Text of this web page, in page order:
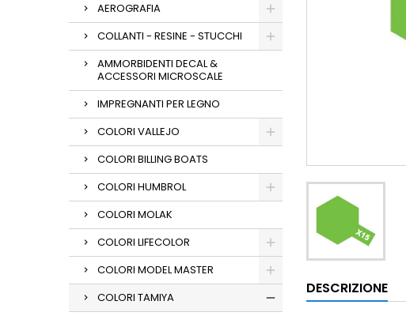
AEROGRAFIA
COLLANTI - RESINE - STUCCHI
AMMORBIDENTI DECAL &
ACCESSORI MICROSCALE
IMPREGNANTI PER LEGNO
COLORI VALLEJO
COLORI BILLING BOATS
COLORI HUMBROL
COLORI MOLAK
COLORI LIFECOLOR
COLORI MODEL MASTER
COLORI TAMIYA
DESCRIZIONE